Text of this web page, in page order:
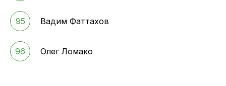
95 Вадим Фаттахов
96 Олег Ломако